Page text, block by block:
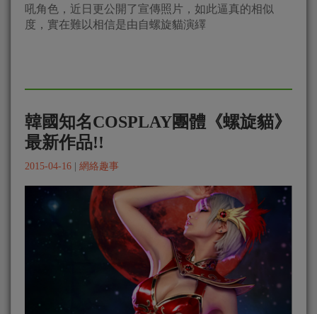
吼角色，近日更公開了宣傳照片，如此逼真的相似
度，實在難以相信是由自螺旋貓演繹
韓國知名COSPLAY團體《螺旋貓》
最新作品!!
2015-04-16 網絡趣事